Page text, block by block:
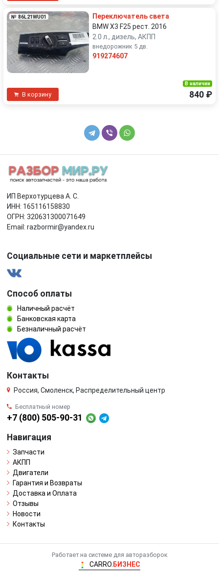
№ 86L21WU01
Переключатель света
BMW X3 F25 рест. 2016
2.0 л., дизель, АКПП
внедорожник 5 дв.
919274607
В корзину
В наличии
840 ₽
ИП Верхотурцева А. С.
ИНН: 165116158830
ОГРН: 320631300071649
Email: razbormir@yandex.ru
Социальные сети и маркетплейсы
Способ оплаты
Наличный расчёт
Банковская карта
Безналичный расчёт
Контакты
Россия, Смоленск, Распределительный центр
Бесплатный номер
+7 (800) 505-90-31
Навигация
Запчасти
АКПП
Двигатели
Гарантия и Возвраты
Доставка и Оплата
Отзывы
Новости
Контакты
Работает на системе для авторазборок
CARRO. БИЗНЕС